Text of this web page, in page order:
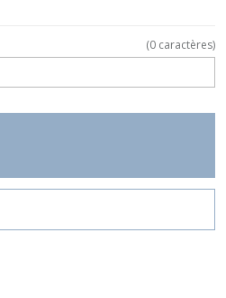
(0 caractères)